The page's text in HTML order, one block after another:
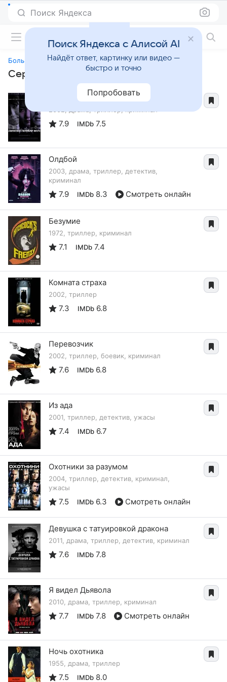
Поиск Яндекса
Больничка
Сериалы, похожие на «Больничка»
Сочувствие господину Месть
7.9 IMDb 7.5
Олдбой
2003, драма, триллер, детектив,
криминал
7.9 IMDb 8.3 Смотреть онлайн
Безумие
1972, триллер, криминал
7.1 IMDb 7.4
Комната страха
2002, триллер
7.3 IMDb 6.8
Перевозчик
2002, триллер, боевик, криминал
7.6 IMDb 6.8
Из ада
2001, триллер, детектив, ужасы
7.4 IMDb 6.7
Охотники за разумом
2004, триллер, детектив, криминал,
ужасы
7.5 IMDb 6.3 Смотреть онлайн
Девушка с татуировкой дракона
2011, драма, триллер, детектив, криминал
7.6 IMDb 7.8
Я видел Дьявола
2010, драма, триллер, криминал
7.7 IMDb 7.8 Смотреть онлайн
Ночь охотника
1955, драма, триллер
7.5 IMDb 8.0
Поиск Яндекса с Алисой AI
Найдёт ответ, картинку или видео —
быстро и точно
Попробовать